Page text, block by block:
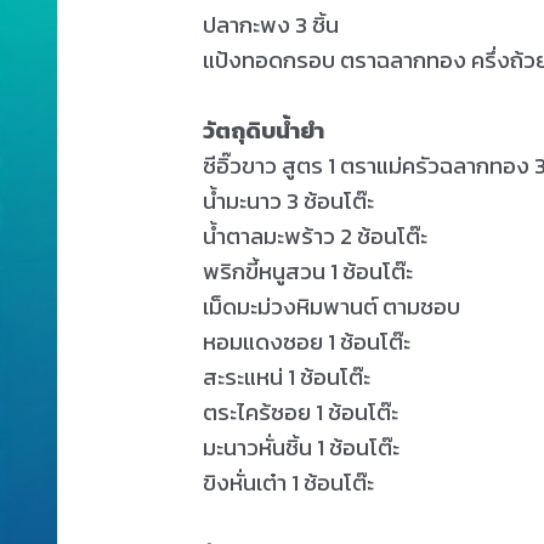
ปลากะพง 3 ชิ้น
แป้งทอดกรอบ ตราฉลากทอง ครึ่งถ้ว
วัตถุดิบน้ำยำ
ซีอิ๊วขาว สูตร 1 ตราแม่ครัวฉลากทอง
น้ำมะนาว 3 ช้อนโต๊ะ
น้ำตาลมะพร้าว 2 ช้อนโต๊ะ
พริกขี้หนูสวน 1 ช้อนโต๊ะ
เม็ดมะม่วงหิมพานต์ ตามชอบ
หอมแดงซอย 1 ช้อนโต๊ะ
สะระแหน่ 1 ช้อนโต๊ะ
ตระไคร้ซอย 1 ช้อนโต๊ะ
มะนาวหั่นชิ้น 1 ช้อนโต๊ะ
ขิงหั่นเต๋า 1 ช้อนโต๊ะ